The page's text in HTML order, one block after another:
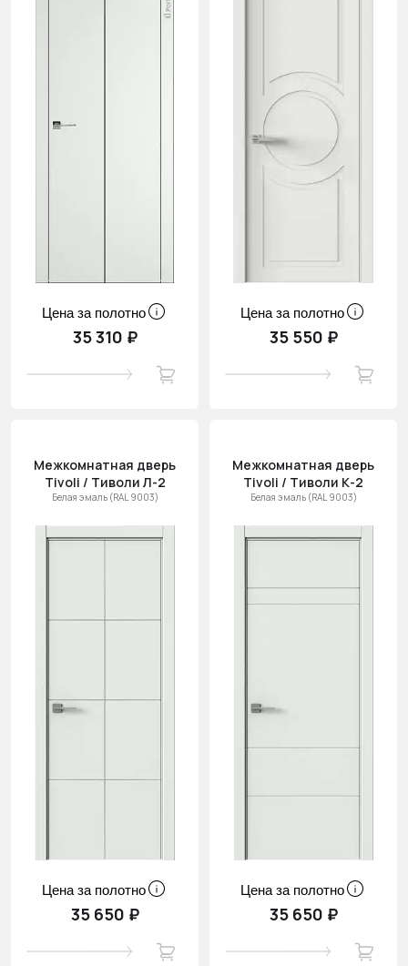
Цена за полотно
35 310 ₽
Цена за полотно
35 550 ₽
Межкомнатная дверь
Tivoli / Тиволи Л-2
Белая эмаль (RAL 9003)
Цена за полотно
35 650 ₽
Межкомнатная дверь
Tivoli / Тиволи К-2
Белая эмаль (RAL 9003)
Цена за полотно
35 650 ₽